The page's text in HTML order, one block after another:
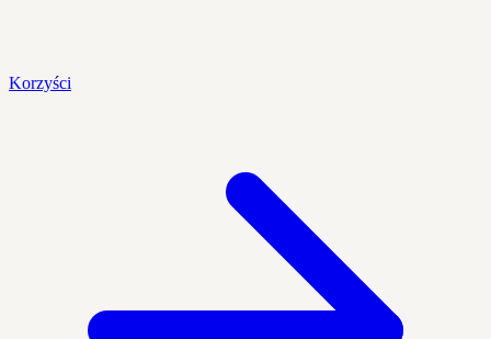
Korzyści